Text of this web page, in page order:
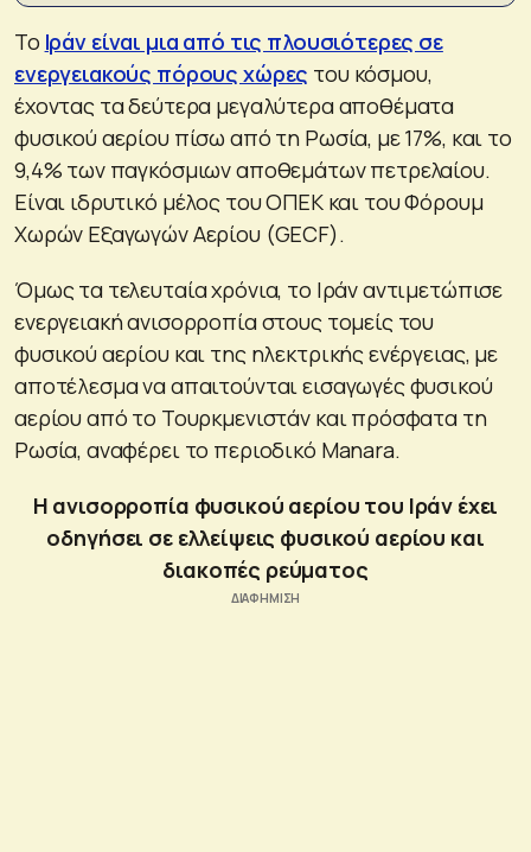
Το Ιράν είναι μια από τις πλουσιότερες σε
ενεργειακούς πόρους χώρες του κόσμου,
έχοντας τα δεύτερα μεγαλύτερα αποθέματα
φυσικού αερίου πίσω από τη Ρωσία, με 17%, και το
9,4% των παγκόσμιων αποθεμάτων πετρελαίου.
Είναι ιδρυτικό μέλος του ΟΠΕΚ και του Φόρουμ
Χωρών Εξαγωγών Αερίου (GECF).
Όμως τα τελευταία χρόνια, το Ιράν αντιμετώπισε
ενεργειακή ανισορροπία στους τομείς του
φυσικού αερίου και της ηλεκτρικής ενέργειας, με
αποτέλεσμα να απαιτούνται εισαγωγές φυσικού
αερίου από το Τουρκμενιστάν και πρόσφατα τη
Ρωσία, αναφέρει το περιοδικό Manara.
Η ανισορροπία φυσικού αερίου του Ιράν έχει
οδηγήσει σε ελλείψεις φυσικού αερίου και
διακοπές ρεύματος